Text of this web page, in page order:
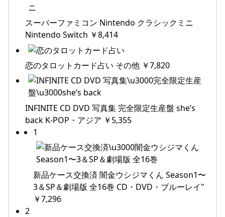
スーパーファミコン Nintendo クラシックミニ
Nintendo Switch ￥8,414
恋のタロットカード占い その他 ￥7,820
INFINITE CD DVD 写真集 完全限定生産盤 she’s
back K-POP・アジア ￥5,355
1
新品ケース交換済 闇金ウシジマくん Season1〜
3＆SP＆劇場版 全16巻 CD・DVD・ブルーレイ"
￥7,296
2